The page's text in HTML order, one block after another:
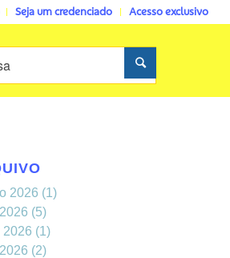
Seja um credenciado Acesso exclusivo
2026 (1)
(5)
2026 (1)
(2)